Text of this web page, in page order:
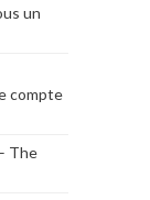
un
compte
The